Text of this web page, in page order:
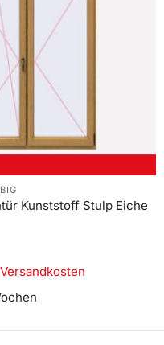
Kunststoff Stulp Eiche
Versandkosten